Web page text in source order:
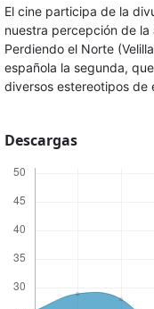
El cine participa de la
nuestra percepción de
Perdiendo el Norte
española la segunda,
diversos estereotipos de
Descargas